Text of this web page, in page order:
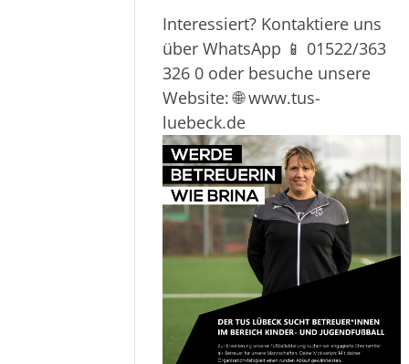
🧠 Eigenverantwortliches
Handeln
Wir freuen uns auf dich!
Interessiert? Kontaktiere uns
über WhatsApp 📱 01522/363
326 0 oder besuche unsere
Website: 🌐 www.tus-
luebeck.de